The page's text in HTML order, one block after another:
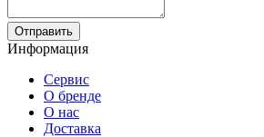
Отправить
Информация
Сервис
О бренде
О нас
Доставка